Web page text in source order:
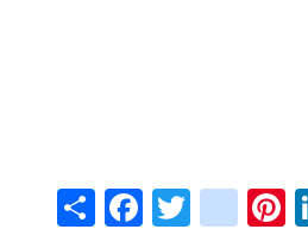
ShareFacebook
Twitter